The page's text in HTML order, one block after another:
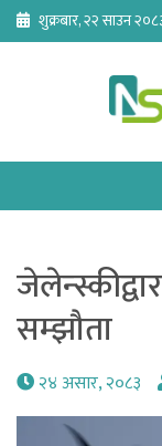
Skip
content
शुक्रबार, २२ साउन
सम्झौता
२४ असार, २०८३